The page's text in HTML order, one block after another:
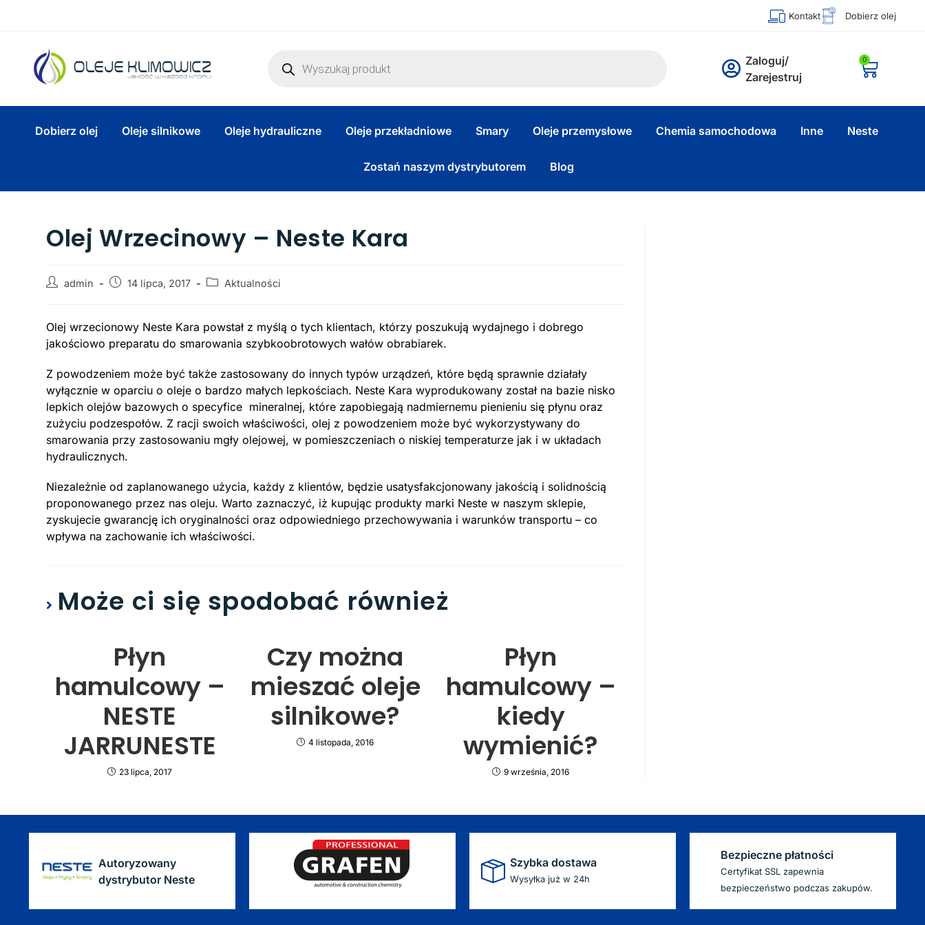
Kontakt Dobierz olej
Zaloguj/
Zarejestruj
0
Dobierz olej Oleje silnikowe Oleje hydrauliczne Oleje przekładniowe Smary Oleje przemysłowe Chemia samochodowa Inne Neste
Zostań naszym dystrybutorem Blog
Olej Wrzecinowy – Neste Kara
admin 14 lipca, 2017 Aktualności
Olej wrzecionowy Neste Kara powstał z myślą o tych klientach, którzy poszukują wydajnego i dobrego
jakościowo preparatu do smarowania szybkoobrotowych wałów obrabiarek.
Z powodzeniem może być także zastosowany do innych typów urządzeń, które będą sprawnie działały
wyłącznie w oparciu o oleje o bardzo małych lepkościach. Neste Kara wyprodukowany został na bazie nisko
lepkich olejów bazowych o specyfice mineralnej, które zapobiegają nadmiernemu pienieniu się płynu oraz
zużyciu podzespołów. Z racji swoich właściwości, olej z powodzeniem może być wykorzystywany do
smarowania przy zastosowaniu mgły olejowej, w pomieszczeniach o niskiej temperaturze jak i w układach
hydraulicznych.
Niezależnie od zaplanowanego użycia, każdy z klientów, będzie usatysfakcjonowany jakością i solidnością
proponowanego przez nas oleju. Warto zaznaczyć, iż kupując produkty marki Neste w naszym sklepie,
zyskujecie gwarancję ich oryginalności oraz odpowiedniego przechowywania i warunków transportu – co
wpływa na zachowanie ich właściwości.
Może ci się spodobać również
Płyn
hamulcowy –
NESTE
JARRUNESTE
23 lipca, 2017
Czy można
mieszać oleje
silnikowe?
4 listopada, 2016
Płyn
hamulcowy –
kiedy
wymienić?
9 września, 2016
Autoryzowany
dystrybutor Neste
Szybka dostawa
Wysyłka już w 24h
Bezpieczne płatności
Certyfikat SSL zapewnia
bezpieczeństwo podczas zakupów.